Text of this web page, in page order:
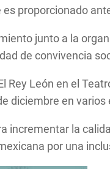
proporcionado
junto a la
de convivencia
Rey León en el
diciembre en
incrementar la
por una